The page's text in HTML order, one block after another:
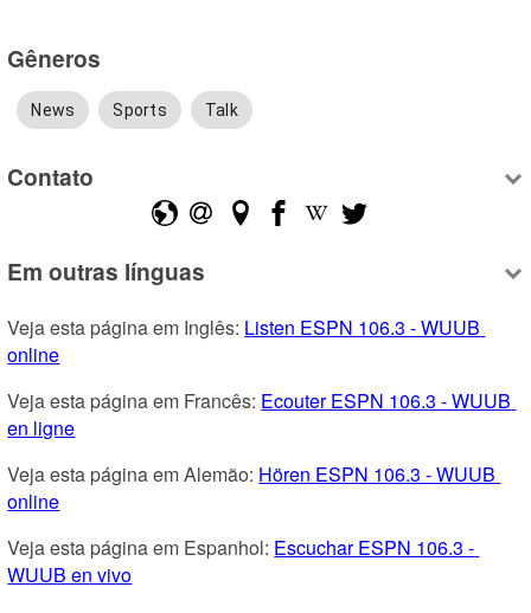
Gêneros
News Sports Talk
Contato
Em outras línguas
Veja esta página em Inglês: Listen ESPN 106.3 - WUUB
online
Veja esta página em Francês: Ecouter ESPN 106.3 - WUUB
en ligne
Veja esta página em Alemão: Hören ESPN 106.3 - WUUB
online
Veja esta página em Espanhol: Escuchar ESPN 106.3 -
WUUB en vivo